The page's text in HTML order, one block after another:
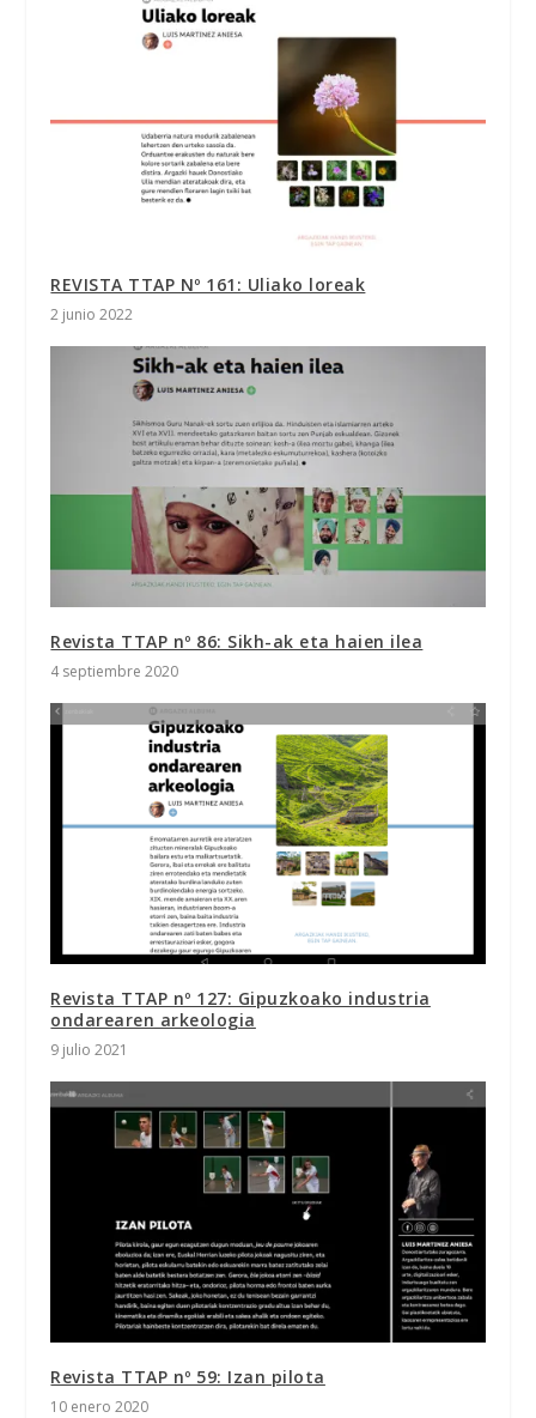
REVISTA TTAP Nº 161: Uliako loreak
2 junio 2022
Revista TTAP nº 86: Sikh-ak eta haien ilea
4 septiembre 2020
Revista TTAP nº 127: Gipuzkoako industria
ondarearen arkeologia
9 julio 2021
Revista TTAP nº 59: Izan pilota
10 enero 2020